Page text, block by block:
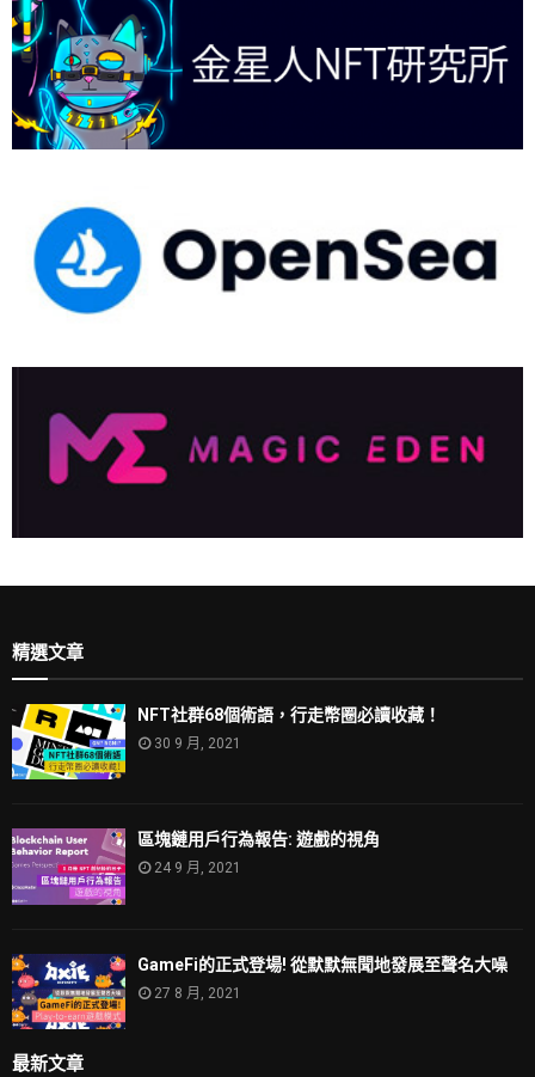
精選文章
NFT社群68個術語，行走幣圈必讀收藏！
30 9 月, 2021
區塊鏈用戶行為報告: 遊戲的視角
24 9 月, 2021
GameFi的正式登場! 從默默無聞地發展至聲名大噪
27 8 月, 2021
最新文章